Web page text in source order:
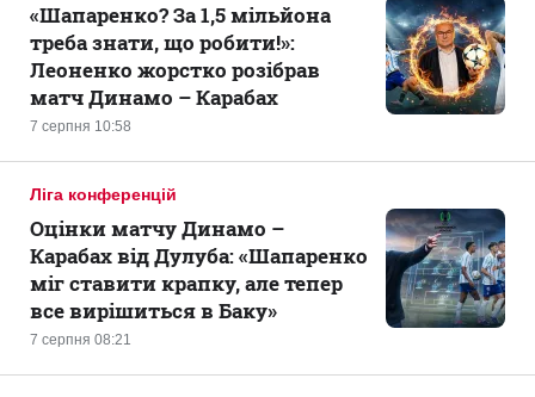
7 серпня 10:58
«Шапаренко? За 1,5 мільйона
треба знати, що робити!»:
Леоненко жорстко розібрав
матч Динамо – Карабах
Ліга конференцій
7 серпня 08:21
Оцінки матчу Динамо –
Карабах від Дулуба: «Шапаренко
міг ставити крапку, але тепер
все вирішиться в Баку»